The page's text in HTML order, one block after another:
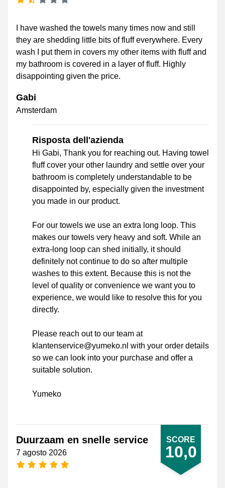
I have washed the towels many times now and still
they are shedding little bits of fluff everywhere. Every
wash I put them in covers my other items with fluff and
my bathroom is covered in a layer of fluff. Highly
disappointing given the price.
Gabi
Amsterdam
Risposta dell'azienda
Hi Gabi, Thank you for reaching out. Having towel
fluff cover your other laundry and settle over your
bathroom is completely understandable to be
disappointed by, especially given the investment
you made in our product.
For our towels we use an extra long loop. This
makes our towels very heavy and soft. While an
extra-long loop can shed initially, it should
definitely not continue to do so after multiple
washes to this extent. Because this is not the
level of quality or convenience we want you to
experience, we would like to resolve this for you
directly.
Please reach out to our team at
klantenservice@yumeko.nl with your order details
so we can look into your purchase and offer a
suitable solution.
Yumeko
SCORE
10,0
Duurzaam en snelle service
7 agosto 2026
[_General:NumberOfStarsPluralFormat]